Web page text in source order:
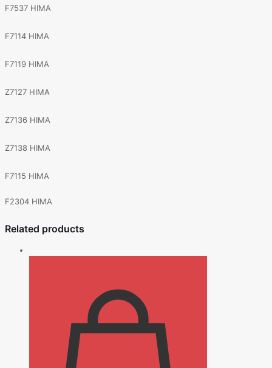
F7537 HIMA
F7114 HIMA
F7119 HIMA
Z7127 HIMA
Z7136 HIMA
Z7138 HIMA
F7115 HIMA
F2304 HIMA
Related products